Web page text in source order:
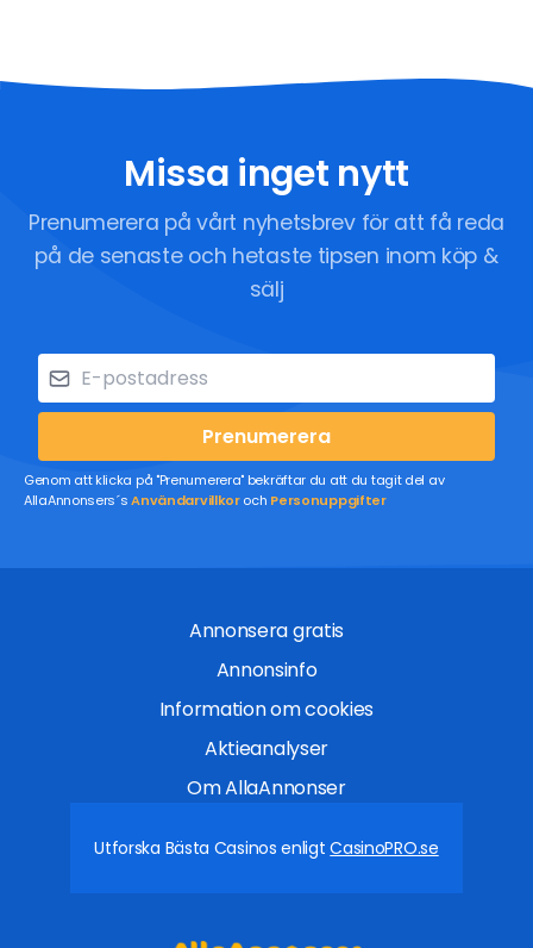
Missa inget nytt
Prenumerera på vårt nyhetsbrev för att få reda
på de senaste och hetaste tipsen inom köp &
sälj
Prenumerera
Genom att klicka på "Prenumerera" bekräftar du att du tagit del av
AllaAnnonsers´sAnvändarvillkoroch Personuppgifter
Annonsera gratis
Annonsinfo
Information om cookies
Aktieanalyser
Om AllaAnnonser
Utforska Bästa Casinos enligtCasinoPRO.se